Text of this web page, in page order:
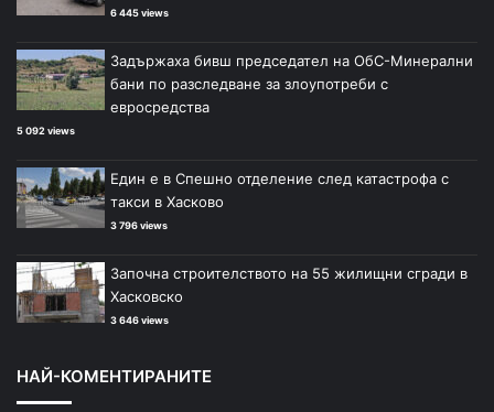
6 445 views
Задържаха бивш председател на ОбС-Минерални
бани по разследване за злоупотреби с
евросредства
5 092 views
Един е в Спешно отделение след катастрофа с
такси в Хасково
3 796 views
Започна строителството на 55 жилищни сгради в
Хасковско
3 646 views
НАЙ-КОМЕНТИРАНИТЕ